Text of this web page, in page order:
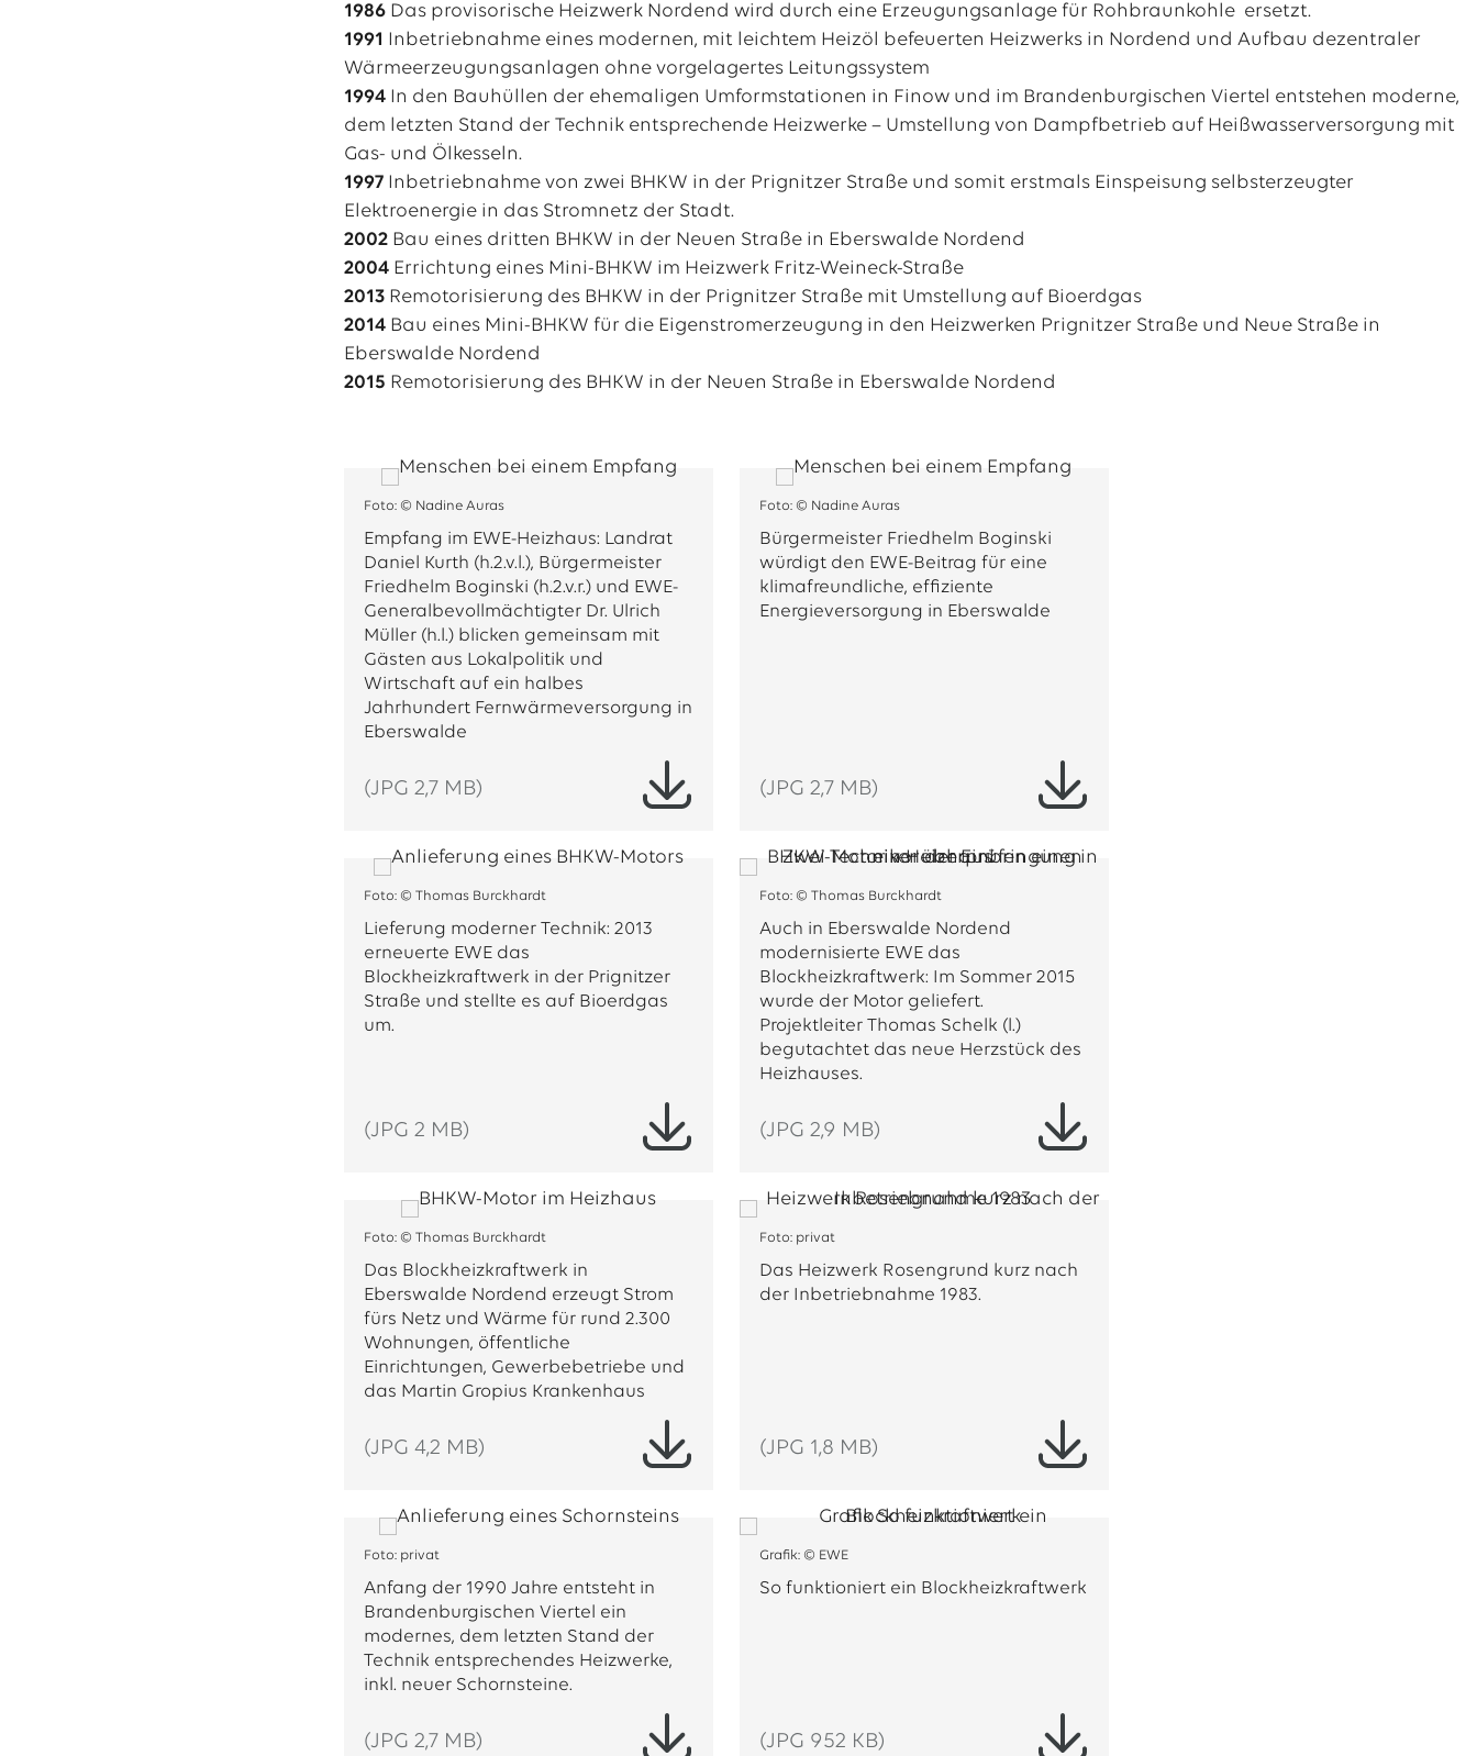
1986 Das provisorische Heizwerk Nordend wird durch eine Erzeugungsanlage für Rohbraunkohle ersetzt.
1991 Inbetriebnahme eines modernen, mit leichtem Heizöl befeuerten Heizwerks in Nordend und Aufbau dezentraler
Wärmeerzeugungsanlagen ohne vorgelagertes Leitungssystem
1994 In den Bauhüllen der ehemaligen Umformstationen in Finow und im Brandenburgischen Viertel entstehen moderne,
dem letzten Stand der Technik entsprechende Heizwerke – Umstellung von Dampfbetrieb auf Heißwasserversorgung mit
Gas- und Ölkesseln.
1997 Inbetriebnahme von zwei BHKW in der Prignitzer Straße und somit erstmals Einspeisung selbsterzeugter
Elektroenergie in das Stromnetz der Stadt.
2002 Bau eines dritten BHKW in der Neuen Straße in Eberswalde Nordend
2004 Errichtung eines Mini-BHKW im Heizwerk Fritz-Weineck-Straße
2013 Remotorisierung des BHKW in der Prignitzer Straße mit Umstellung auf Bioerdgas
2014 Bau eines Mini-BHKW für die Eigenstromerzeugung in den Heizwerken Prignitzer Straße und Neue Straße in
Eberswalde Nordend
2015 Remotorisierung des BHKW in der Neuen Straße in Eberswalde Nordend
Foto: © Nadine Auras
Empfang im EWE-Heizhaus: Landrat
Daniel Kurth (h.2.v.l.), Bürgermeister
Friedhelm Boginski (h.2.v.r.) und EWE-
Generalbevollmächtigter Dr. Ulrich
Müller (h.l.) blicken gemeinsam mit
Gästen aus Lokalpolitik und
Wirtschaft auf ein halbes
Jahrhundert Fernwärmeversorgung in
Eberswalde
(JPG 2,7 MB)
Foto: © Nadine Auras
Bürgermeister Friedhelm Boginski
würdigt den EWE-Beitrag für eine
klimafreundliche, effiziente
Energieversorgung in Eberswalde
(JPG 2,7 MB)
Foto: © Thomas Burckhardt
Lieferung moderner Technik: 2013
erneuerte EWE das
Blockheizkraftwerk in der Prignitzer
Straße und stellte es auf Bioerdgas
um.
(JPG 2 MB)
Foto: © Thomas Burckhardt
Auch in Eberswalde Nordend
modernisierte EWE das
Blockheizkraftwerk: Im Sommer 2015
wurde der Motor geliefert.
Projektleiter Thomas Schelk (l.)
begutachtet das neue Herzstück des
Heizhauses.
(JPG 2,9 MB)
Foto: © Thomas Burckhardt
Das Blockheizkraftwerk in
Eberswalde Nordend erzeugt Strom
fürs Netz und Wärme für rund 2.300
Wohnungen, öffentliche
Einrichtungen, Gewerbebetriebe und
das Martin Gropius Krankenhaus
(JPG 4,2 MB)
Foto: privat
Das Heizwerk Rosengrund kurz nach
der Inbetriebnahme 1983.
(JPG 1,8 MB)
Foto: privat
Anfang der 1990 Jahre entsteht in
Brandenburgischen Viertel ein
modernes, dem letzten Stand der
Technik entsprechendes Heizwerke,
inkl. neuer Schornsteine.
(JPG 2,7 MB)
Grafik: © EWE
So funktioniert ein Blockheizkraftwerk
(JPG 952 KB)